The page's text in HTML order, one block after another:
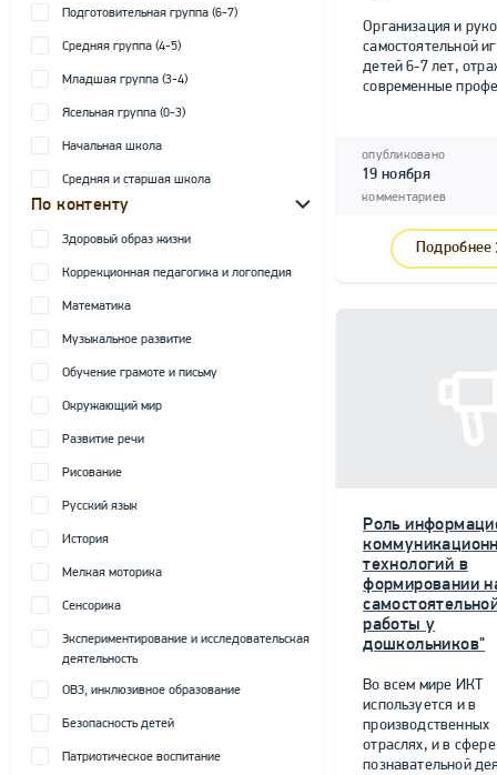
Подготовительная группа (6-7)
Средняя группа (4-5)
Младшая группа (3-4)
Ясельная группа (0-3)
Начальная школа
Средняя и старшая школа
По контенту
Здоровый образ жизни
Коррекционная педагогика и логопедия
Математика
Музыкальное развитие
Обучение грамоте и письму
Окружающий мир
Развитие речи
Рисование
Русский язык
История
Мелкая моторика
Сенсорика
Экспериментирование и исследовательская
деятельность
ОВЗ, инклюзивное образование
Безопасность детей
Патриотическое воспитание
Организация и
самостоятельной
детей 6-7 лет,
современные
опубликовано
19 ноября
комментариев
Подробнее
Роль
технологий в
формировании
работы у
дошкольников"
Во всем мире ИКТ
используется и в
производственных
отраслях, и в сфере
познавательной